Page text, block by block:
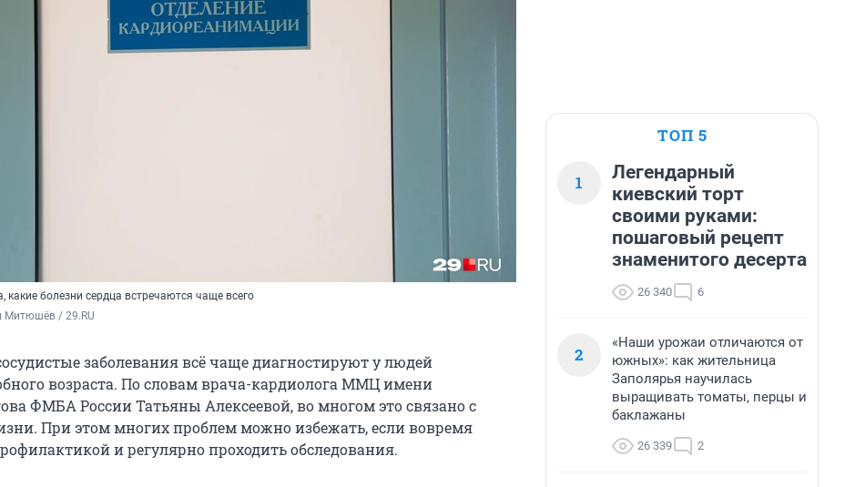
какие болезни сердца встречаются чаще всего
Митюшёв / 29.RU
заболевания всё чаще диагностируют у людей
возраста. По словам врача-кардиолога ММЦ имени
ФМБА России Татьяны Алексеевой, во многом это связано с
При этом многих проблем можно избежать, если вовремя
и регулярно проходить обследования.
ТОП 5
1
Легендарный
киевский торт
своими руками:
пошаговый рецепт
знаменитого десерта
26 340 6
2
«Наши урожаи отличаются от
южных»: как жительница
Заполярья научилась
выращивать томаты, перцы и
баклажаны
26 339 2